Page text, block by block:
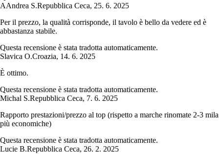
AAndrea S.Repubblica Ceca, 25. 6. 2025
Per il prezzo, la qualità corrisponde, il tavolo è bello da vedere ed è
abbastanza stabile.
Questa recensione è stata tradotta automaticamente.
Slavica O.Croazia, 14. 6. 2025
È ottimo.
Questa recensione è stata tradotta automaticamente.
Michal S.Repubblica Ceca, 7. 6. 2025
Rapporto prestazioni/prezzo al top (rispetto a marche rinomate 2-3 mila
più economiche)
Questa recensione è stata tradotta automaticamente.
Lucie B.Repubblica Ceca, 26. 2. 2025